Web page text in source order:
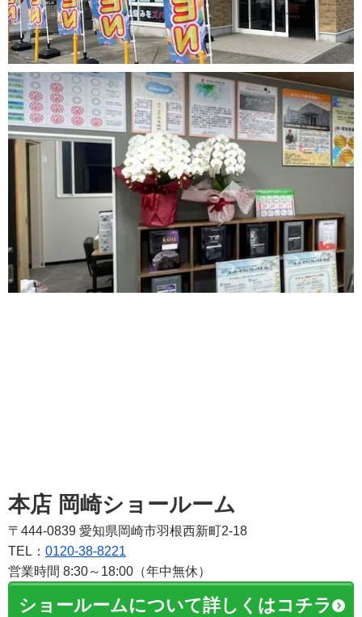
本店 岡崎ショールーム
〒444-0839 愛知県岡崎市羽根西新町2-18
TEL： 0120-38-8221
営業時間 8:30～18:00（年中無休）
ショールームについて詳しくはコチラ